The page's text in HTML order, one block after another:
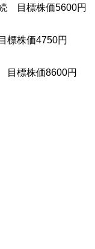
目標株価5600円
標株価4750円
標株価8600円